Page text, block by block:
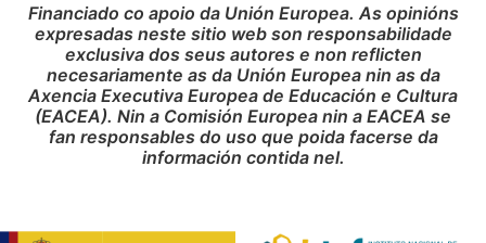
Financiado co apoio da Unión Europea. As opinións
expresadas neste sitio web son responsabilidade
exclusiva dos seus autores e non reflicten
necesariamente as da Unión Europea nin as da
Axencia Executiva Europea de Educación e Cultura
(EACEA). Nin a Comisión Europea nin a EACEA se
fan responsables do uso que poida facerse da
información contida nel.